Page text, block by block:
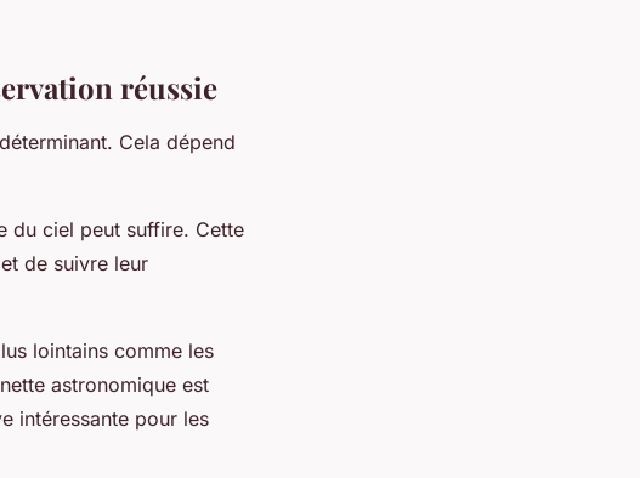
réussie
Cela dépend
du ciel peut suffire. Cette
de suivre leur
lointains comme les
astronomique est
intéressante pour les